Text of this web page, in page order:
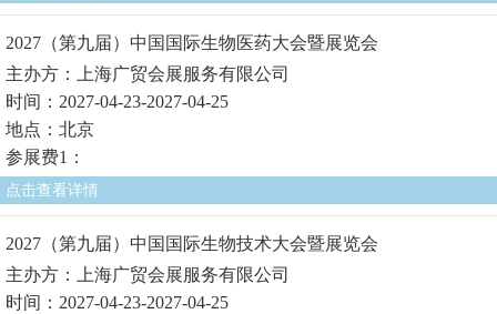
2027（第九届）中国国际生物医药大会暨展览会
主办方：上海广贸会展服务有限公司
时间：2027-04-23-2027-04-25
地点：北京
参展费1：
点击查看详情
2027（第九届）中国国际生物技术大会暨展览会
主办方：上海广贸会展服务有限公司
时间：2027-04-23-2027-04-25